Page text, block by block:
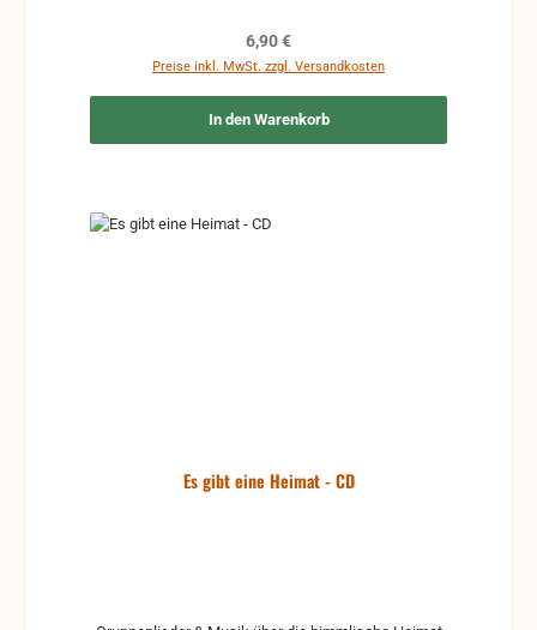
Regulärer Preis:
6,90 €
Preise inkl. MwSt. zzgl. Versandkosten
In den Warenkorb
Es gibt eine Heimat - CD